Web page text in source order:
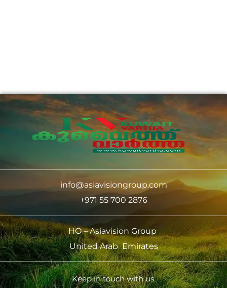
info@asiavisiongroup.com
+971 55 700 2876
HO – Asiavision Group
United Arab Emirates
Keep in touch with us.